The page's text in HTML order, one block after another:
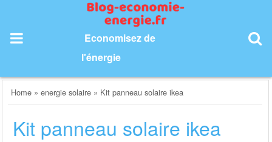
content
Economisez de
l'énergie
Home »energie solaire » Kit panneau solaire ikea
Kit panneau solaire ikea